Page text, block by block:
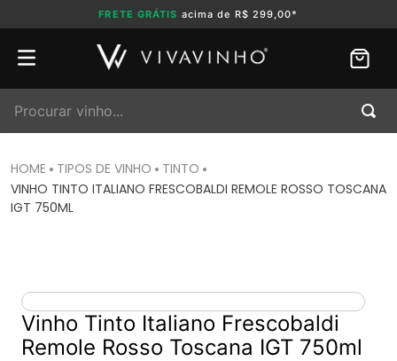
FRETE GRÁTIS acima de R$ 299,00*
TIPOS DE VINHO
TINTO
VINHO TINTO ITALIANO FRESCOBALDI REMOLE ROSSO TOSCANA
IGT 750ML
Vinho Tinto Italiano Frescobaldi
Remole Rosso Toscana IGT 750ml